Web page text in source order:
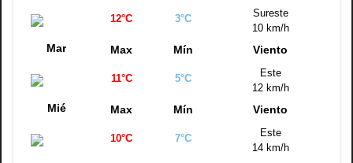
12°C 3°C
Sureste
10 km/h
Mar Max Mín Viento
11°C 5°C
Este
12 km/h
Mié Max Mín Viento
10°C 7°C
Este
14 km/h